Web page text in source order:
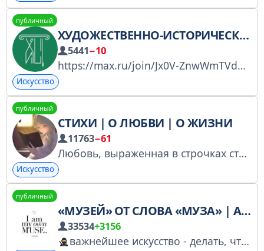
публичный
ХУДОЖЕСТВЕННО-ИСТОРИЧЕСКИЙ ЦЕНТР «СИРИУС»
5441−10
https://max.ru/join/Jx0V-ZnwWmTVdVw_qim4K0tdKEUytBEj1XciGEFawUs
Искусство
публичный
СТИХИ | О ЛЮБВИ | О ЖИЗНИ
11763−61
Любовь, выраженная в строчках стихов По вопросам рекламы: @Dashka_Fomina Зарегистрирован в РКН: https://www.gosuslugi.ru/snet/6790d36a19290c0f9357d631
Искусство
публичный
«МУЗЕЙ» ОТ СЛОВА «МУЗА» | ALYA LIBLOEN
33534+3156
важнейшее искусство - делать, что нравится подкаст «Пока не поздно» слушать: https://untillitstoolate.mave.digital/ закрытые выпуски: https://paywall.pw/83oe2mgmpjxe сотрудничество: Анастасия @ciivatateo. сразу с коммерческим предложением